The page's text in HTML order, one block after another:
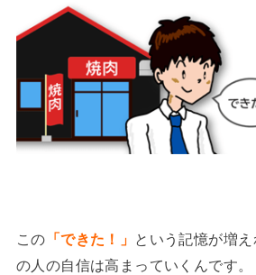
この 「できた！」 という記憶が増
の人の自信は高まっていくんです。